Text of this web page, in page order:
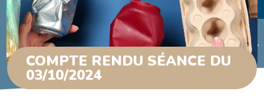
COMPTE RENDU SÉANCE DU
03/10/2024